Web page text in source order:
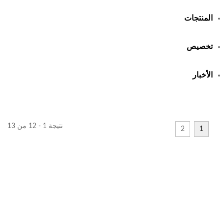
المنتجات
تخصيص
الأخبار
نتيجة 1 - 12 من 13 1
2